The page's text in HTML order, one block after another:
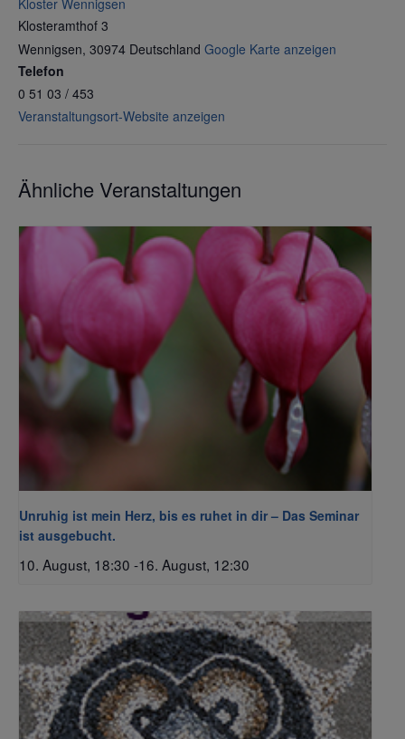
Kloster Wennigsen
Klosteramthof 3
Wennigsen, 30974 Deutschland Google Karte anzeigen
Telefon
0 51 03 / 453
Veranstaltungsort-Website anzeigen
Ähnliche Veranstaltungen
Unruhig ist mein Herz, bis es ruhet in dir – Das Seminar
ist ausgebucht.
10. August, 18:30 -16. August, 12:30